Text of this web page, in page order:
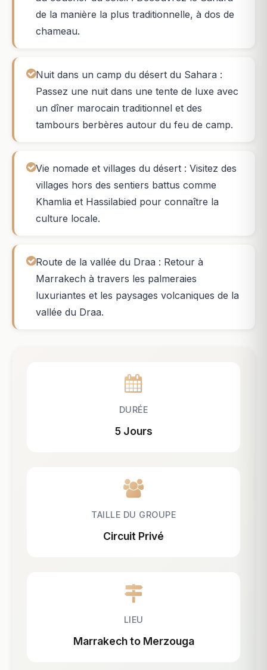
de la manière la plus traditionnelle, à dos de
chameau.
Nuit dans un camp du désert du Sahara :
Passez une nuit dans une tente de luxe avec
un dîner marocain traditionnel et des
tambours berbères autour du feu de camp.
Vie nomade et villages du désert : Visitez des
villages hors des sentiers battus comme
Khamlia et Hassilabied pour connaître la
culture locale.
Route de la vallée du Draa : Retour à
Marrakech à travers les palmeraies
luxuriantes et les paysages volcaniques de la
vallée du Draa.
DURÉE
5 Jours
TAILLE DU GROUPE
Circuit Privé
LIEU
Marrakech to Merzouga